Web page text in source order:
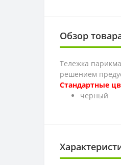
Обзор
Тележка
решением
Стандартные
черный